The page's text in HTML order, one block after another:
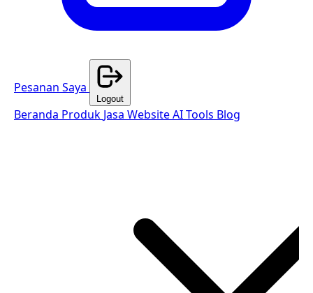
Pesanan Saya
Logout
Beranda Produk Jasa WebsiteAI Tools Blog